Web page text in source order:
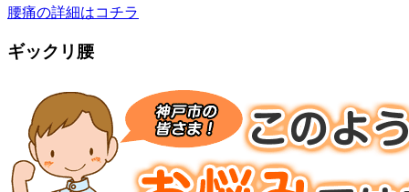
腰痛の詳細はコチラ
ギックリ腰